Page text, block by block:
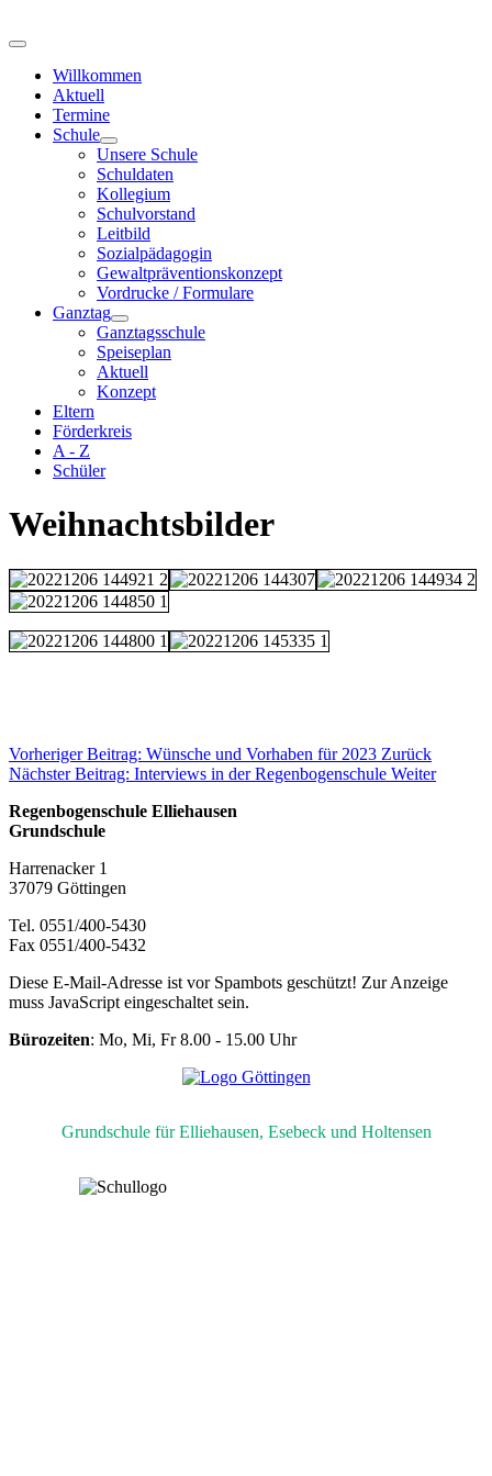
Willkommen
Aktuell
Termine
Schule
Unsere Schule
Schuldaten
Kollegium
Schulvorstand
Leitbild
Sozialpädagogin
Gewaltpräventionskonzept
Vordrucke / Formulare
Ganztag
Ganztagsschule
Speiseplan
Aktuell
Konzept
Eltern
Förderkreis
A - Z
Schüler
Weihnachtsbilder
Vorheriger Beitrag: Wünsche und Vorhaben für 2023 Zurück
Nächster Beitrag: Interviews in der Regenbogenschule Weiter
Regenbogenschule Elliehausen
Grundschule
Harrenacker 1
37079 Göttingen
Tel. 0551/400-5430
Fax 0551/400-5432
Diese E-Mail-Adresse ist vor Spambots geschützt! Zur Anzeige
muss JavaScript eingeschaltet sein.
Bürozeiten: Mo, Mi, Fr 8.00 - 15.00 Uhr
Grundschule für Elliehausen, Esebeck und Holtensen